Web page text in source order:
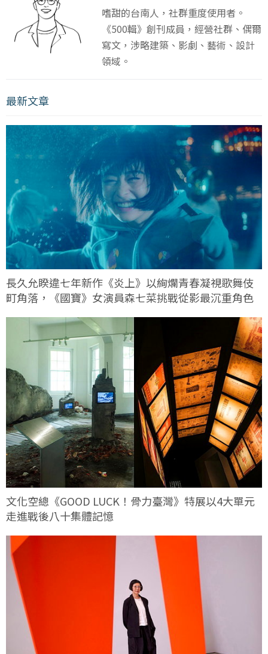
嗜甜的台南人，社群重度使用者。
《500輯》創刊成員，經營社群、偶爾
寫文，涉略建築、影劇、藝術、設計
領域。
最新文章
長久允睽違七年新作《炎上》以絢爛青春凝視歌舞伎
町角落，《國寶》女演員森七菜挑戰從影最沉重角色
文化空總《GOOD LUCK！骨力臺灣》特展以4大單元
走進戰後八十集體記憶